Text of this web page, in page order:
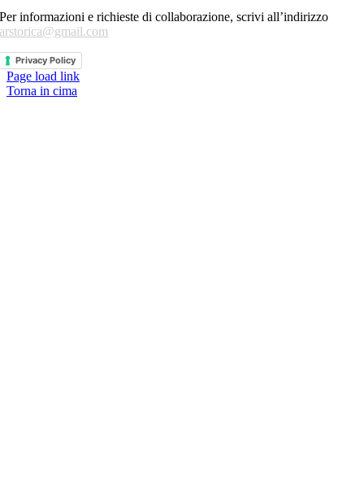
Per informazioni e richieste di collaborazione, scrivi all’indirizzo
arstorica@gmail.com
Privacy Policy
Page load link
Torna in cima